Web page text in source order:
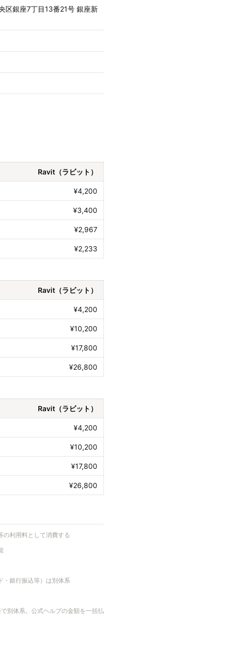
区銀座7丁目13番21号 銀座新
Ravit（ラビット）
¥4,200
¥3,400
¥2,967
¥2,233
Ravit（ラビット）
¥4,200
¥10,200
¥17,800
¥26,800
Ravit（ラビット）
¥4,200
¥10,200
¥17,800
¥26,800
の利用料として消費する
・銀行振込等）は別体系
別体系。公式ヘルプの金額を一括払